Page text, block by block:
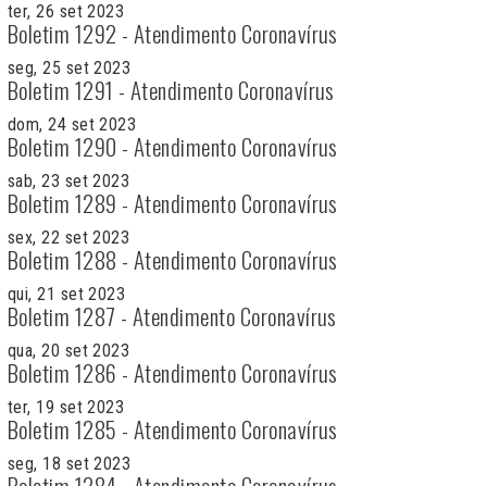
ter, 26 set 2023
Boletim 1292 - Atendimento Coronavírus
seg, 25 set 2023
Boletim 1291 - Atendimento Coronavírus
dom, 24 set 2023
Boletim 1290 - Atendimento Coronavírus
sab, 23 set 2023
Boletim 1289 - Atendimento Coronavírus
sex, 22 set 2023
Boletim 1288 - Atendimento Coronavírus
qui, 21 set 2023
Boletim 1287 - Atendimento Coronavírus
qua, 20 set 2023
Boletim 1286 - Atendimento Coronavírus
ter, 19 set 2023
Boletim 1285 - Atendimento Coronavírus
seg, 18 set 2023